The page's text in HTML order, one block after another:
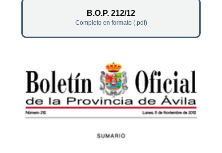
B.O.P. 212/12
Completo en formato (.pdf)